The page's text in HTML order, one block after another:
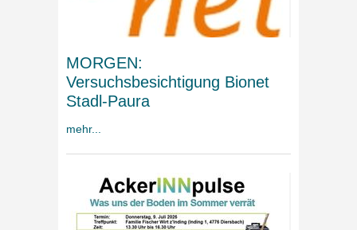
MORGEN:
Versuchsbesichtigung Bionet
Stadl-Paura
mehr...